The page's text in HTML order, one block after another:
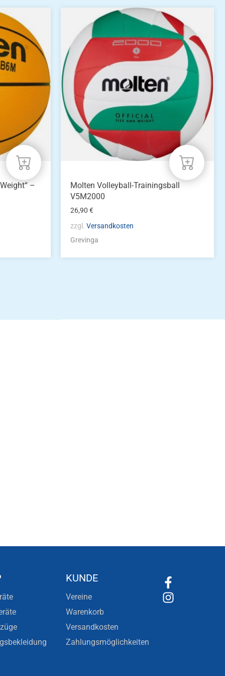
–
Molten Volleyball-Trainingsball
V5M2000
26,90€
zzgl.Versandkosten
Grevinga
KUNDE
Vereine
Warenkorb
Versandkosten
Zahlungsmöglichkeiten